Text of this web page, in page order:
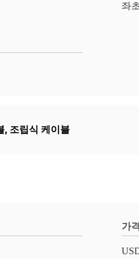
좌
, 조립식 케이블
가격